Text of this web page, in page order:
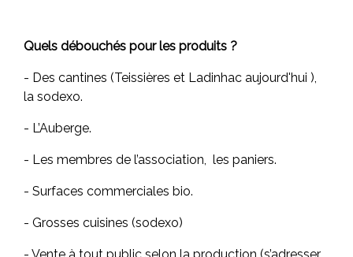
Quels débouchés pour les produits ?
- Des cantines (Teissières et Ladinhac aujourd'hui ),
la sodexo.
- L’Auberge.
- Les membres de l’association, les paniers.
- Surfaces commerciales bio.
- Grosses cuisines (sodexo)